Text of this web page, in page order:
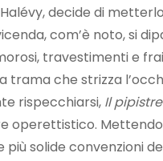
decide di
com’è noto, si
travestimenti e
trama che strizza
rispecchiarsi, Il
operettistico.
più solide convenzioni